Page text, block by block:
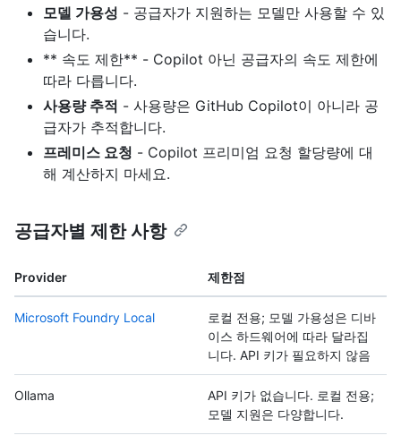
모델 가용성 - 공급자가 지원하는 모델만 사용할 수 있
습니다.
** 속도 제한** - Copilot 아닌 공급자의 속도 제한에
따라 다릅니다.
사용량 추적 - 사용량은 GitHub Copilot이 아니라 공
급자가 추적합니다.
프레미스 요청 - Copilot 프리미엄 요청 할당량에 대
해 계산하지 마세요.
공급자별 제한 사항
Provider 제한점
Microsoft Foundry Local
로컬 전용; 모델 가용성은 디바
이스 하드웨어에 따라 달라집
니다. API 키가 필요하지 않음
Ollama
API 키가 없습니다. 로컬 전용;
모델 지원은 다양합니다.